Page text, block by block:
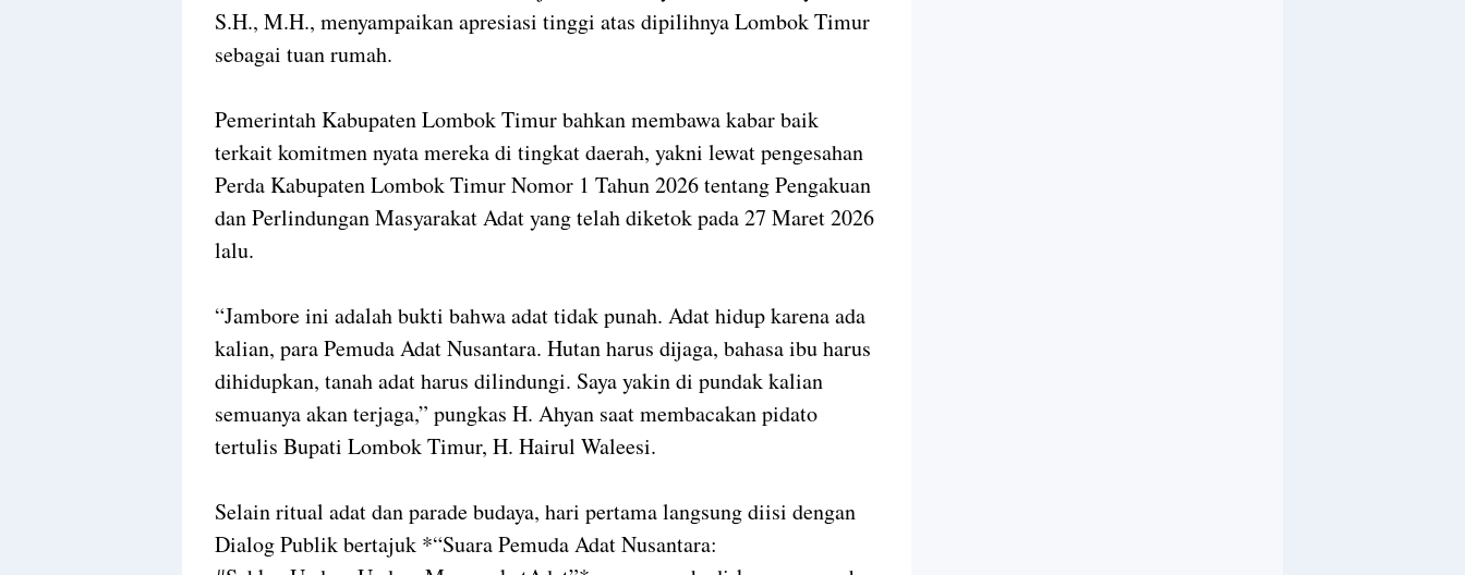
S.H., M.H., menyampaikan apresiasi tinggi atas dipilihnya Lombok Timur
sebagai tuan rumah.
Pemerintah Kabupaten Lombok Timur bahkan membawa kabar baik
terkait komitmen nyata mereka di tingkat daerah, yakni lewat pengesahan
Perda Kabupaten Lombok Timur Nomor 1 Tahun 2026 tentang Pengakuan
dan Perlindungan Masyarakat Adat yang telah diketok pada 27 Maret 2026
lalu.
“Jambore ini adalah bukti bahwa adat tidak punah. Adat hidup karena ada
kalian, para Pemuda Adat Nusantara. Hutan harus dijaga, bahasa ibu harus
dihidupkan, tanah adat harus dilindungi. Saya yakin di pundak kalian
semuanya akan terjaga,” pungkas H. Ahyan saat membacakan pidato
tertulis Bupati Lombok Timur, H. Hairul Waleesi.
Selain ritual adat dan parade budaya, hari pertama langsung diisi dengan
Dialog Publik bertajuk *“Suara Pemuda Adat Nusantara: